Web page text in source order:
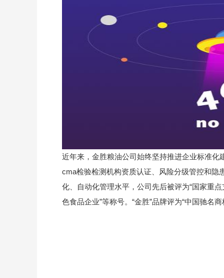
近年来，金胜粮油公司始终坚持推进企业标准化
cma检验检测机构资质认证、风险分级管控和隐
化、自动化管理水平，公司先后被评为“国家重
色食品企业”等称号。 “金胜”品牌评为“中国驰名